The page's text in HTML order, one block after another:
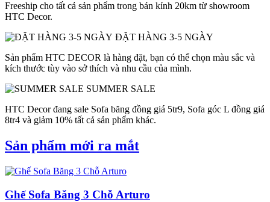
Freeship cho tất cả sản phẩm trong bán kính 20km từ showroom
HTC Decor.
ĐẶT HÀNG 3-5 NGÀY
Sản phẩm HTC DECOR là hàng đặt, bạn có thể chọn màu sắc và
kích thước tùy vào sở thích và nhu cầu của mình.
SUMMER SALE
HTC Decor đang sale Sofa băng đồng giá 5tr9, Sofa góc L đồng giá
8tr4 và giảm 10% tất cả sản phẩm khác.
Sản phẩm mới ra mắt
Ghế Sofa Băng 3 Chỗ Arturo